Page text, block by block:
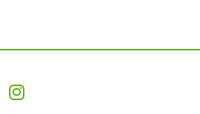
Facebook
Instagram